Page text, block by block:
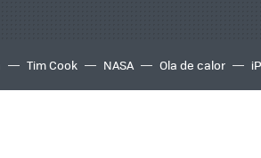
Tim Cook NASA Ola de calor